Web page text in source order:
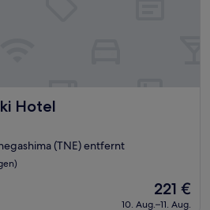
Hotel
(TNE) entfernt
Der
Preis
221 €
10. Aug.–11. Aug.